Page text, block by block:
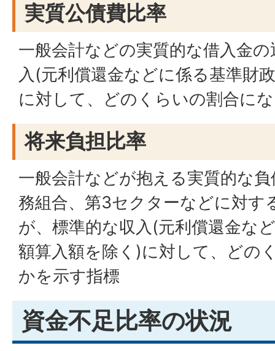
実質公債費比率
一般会計などの実質的な借入金
入(元利償還金などに係る基準財
に対して、どのくらいの割合に
将来負担比率
一般会計などが抱える実質的な
務組合、第3セクターなどに対す
が、標準的な収入(元利償還金な
額算入額を除く)に対して、どの
かを示す指標
資金不足比率の状況